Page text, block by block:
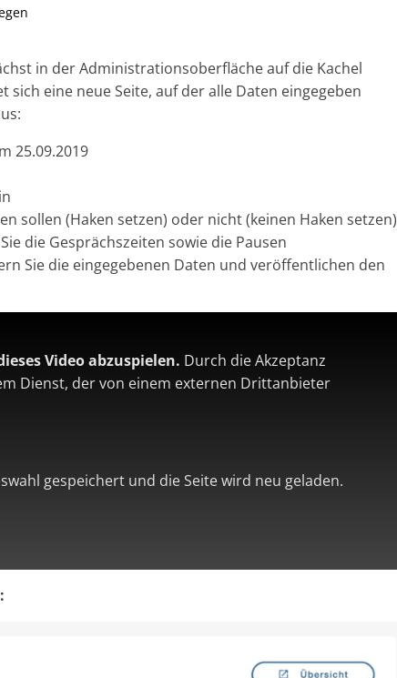
in der Administrationsoberfläche auf die Kachel
sich eine neue Seite, auf der alle Daten eingegeben
25.09.2019
sollen (Haken setzen) oder nicht (keinen Haken setzen)
die Gesprächszeiten sowie die Pausen
Sie die eingegebenen Daten und veröffentlichen den
Video abzuspielen. Durch die Akzeptanz
Dienst, der von einem externen Drittanbieter
gespeichert und die Seite wird neu geladen.